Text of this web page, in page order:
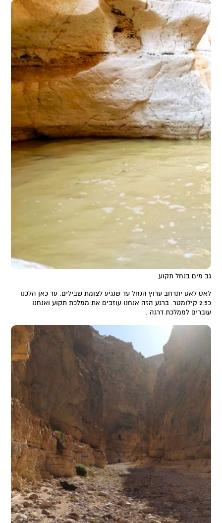
גב מים בנחל תקוע.
לאט לאט יתרחב ערוץ הנחל עד שנגיע לצומת שבילים. עד כאן הלכנו
כ2.5 קילומטר. ברגע הזה אנחנו עוזבים את ממלכת תקוע ואנחנו
עוברים לממלכת דרגה .